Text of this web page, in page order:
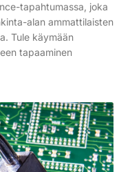
tapahtumassa, joka
alan ammattilaisten
Tule käymään
tapaaminen